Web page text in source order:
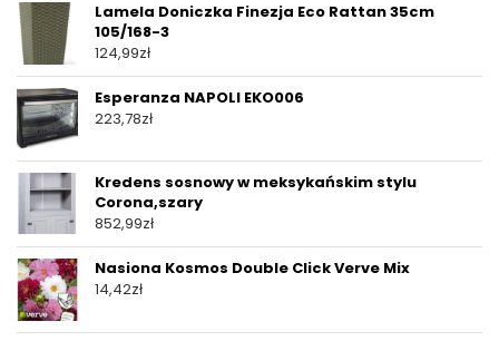
Lamela Doniczka Finezja Eco Rattan 35cm
105/168-3
124,99zł
Esperanza NAPOLI EKO006
223,78zł
Kredens sosnowy w meksykańskim stylu
Corona,szary
852,99zł
Nasiona Kosmos Double Click Verve Mix
14,42zł